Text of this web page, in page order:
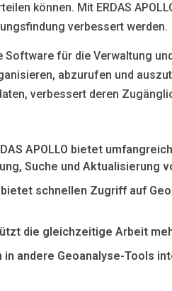
können. Mit ERDAS
verbessert werden.
Software für die Verwaltung
abzurufen und
verbessert deren
APOLLO bietet
Suche und Aktualisierung
schnellen Zugriff auf
die gleichzeitige Arbeit
andere Geoanalyse-Tools